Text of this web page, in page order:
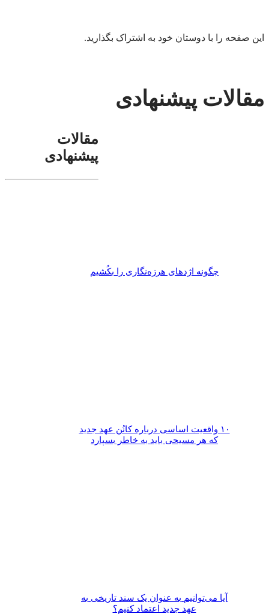
این صفحه را با دوستان خود به اشتراک بگذارید.
مقالات پیشنهادی
چگونه اژدهای هرزه‌نگاری را بکُشیم
۱۰ واقعیت اساسی درباره کانُن عهد جدید
که هر مسیحی باید به خاطر بسپارد
آیا می‌­توانیم به عنوان یک سند تاریخی به
عهد جدید اعتماد کنیم؟
مقالات
پیشنهادی